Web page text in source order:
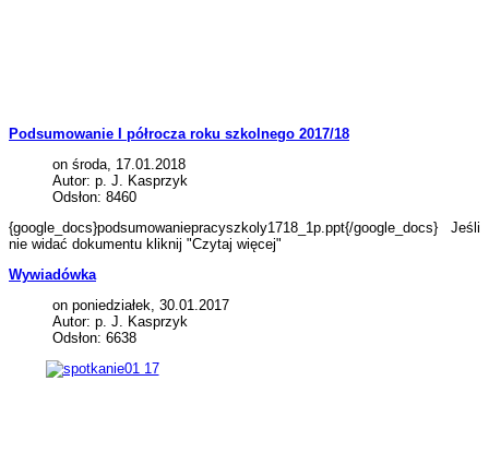
Podsumowanie I półrocza roku szkolnego 2017/18
on środa, 17.01.2018
Autor: p. J. Kasprzyk
Odsłon: 8460
{google_docs}podsumowaniepracyszkoly1718_1p.ppt{/google_docs} Jeśli
nie widać dokumentu kliknij "Czytaj więcej"
Wywiadówka
on poniedziałek, 30.01.2017
Autor: p. J. Kasprzyk
Odsłon: 6638